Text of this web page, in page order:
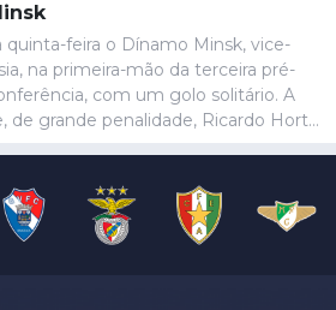
feira o Dínamo Minsk, vice-
na primeira-mão da terceira pré-
com um golo solitário. A
de grande penalidade, Ricardo Horta